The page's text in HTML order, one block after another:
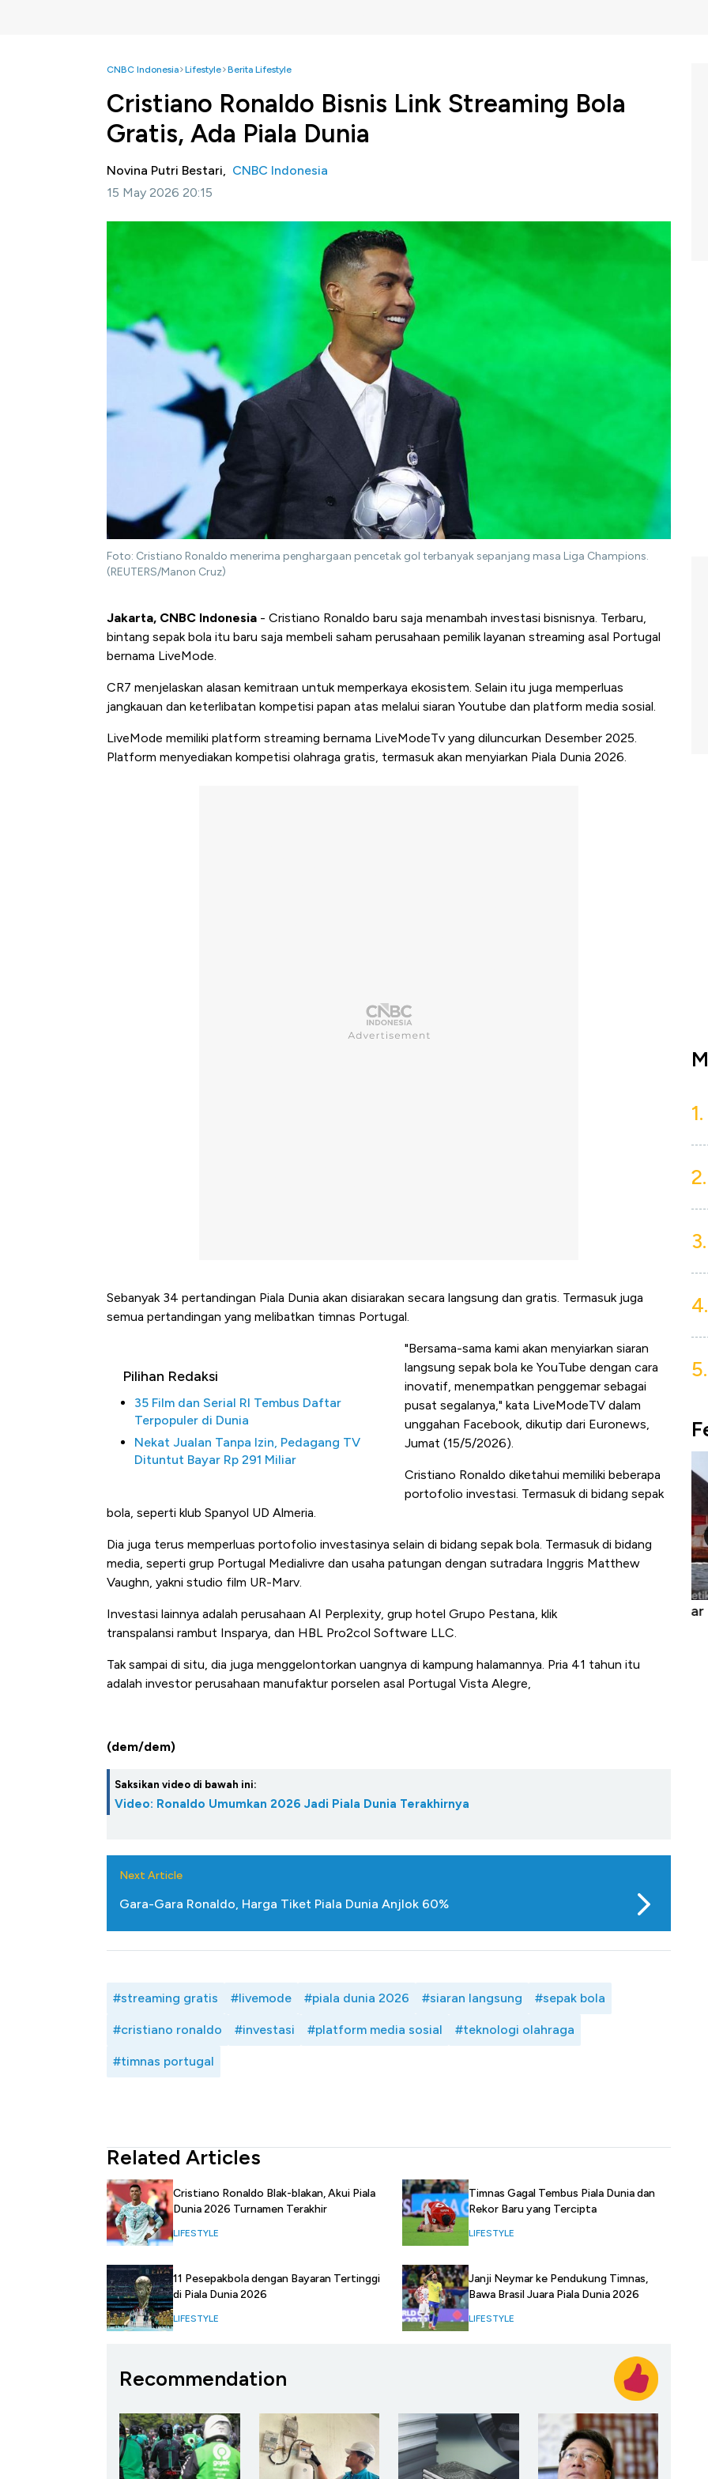
CNBC Indonesia Lifestyle Berita Lifestyle
Cristiano Ronaldo Bisnis Link Streaming Bola
Gratis, Ada Piala Dunia
Novina Putri Bestari, CNBC Indonesia
15 May 2026 20:15
Foto: Cristiano Ronaldo menerima penghargaan pencetak gol terbanyak sepanjang masa Liga Champions.
(REUTERS/Manon Cruz)
Jakarta, CNBC Indonesia - Cristiano Ronaldo baru saja menambah investasi bisnisnya. Terbaru,
bintang sepak bola itu baru saja membeli saham perusahaan pemilik layanan streaming asal Portugal
bernama LiveMode.
CR7 menjelaskan alasan kemitraan untuk memperkaya ekosistem. Selain itu juga memperluas
jangkauan dan keterlibatan kompetisi papan atas melalui siaran Youtube dan platform media sosial.
LiveMode memiliki platform streaming bernama LiveModeTv yang diluncurkan Desember 2025.
Platform menyediakan kompetisi olahraga gratis, termasuk akan menyiarkan Piala Dunia 2026.
Sebanyak 34 pertandingan Piala Dunia akan disiarakan secara langsung dan gratis. Termasuk juga
semua pertandingan yang melibatkan timnas Portugal.
Pilihan Redaksi
35 Film dan Serial RI Tembus Daftar
Terpopuler di Dunia
Nekat Jualan Tanpa Izin, Pedagang TV
Dituntut Bayar Rp 291 Miliar
"Bersama-sama kami akan menyiarkan siaran
langsung sepak bola ke YouTube dengan cara
inovatif, menempatkan penggemar sebagai
pusat segalanya," kata LiveModeTV dalam
unggahan Facebook, dikutip dari Euronews,
Jumat (15/5/2026).
Cristiano Ronaldo diketahui memiliki beberapa
portofolio investasi. Termasuk di bidang sepak
bola, seperti klub Spanyol UD Almeria.
Dia juga terus memperluas portofolio investasinya selain di bidang sepak bola. Termasuk di bidang
media, seperti grup Portugal Medialivre dan usaha patungan dengan sutradara Inggris Matthew
Vaughn, yakni studio film UR-Marv.
Investasi lainnya adalah perusahaan AI Perplexity, grup hotel Grupo Pestana, klik
transpalansi rambut Insparya, dan HBL Pro2col Software LLC.
Tak sampai di situ, dia juga menggelontorkan uangnya di kampung halamannya. Pria 41 tahun itu
adalah investor perusahaan manufaktur porselen asal Portugal Vista Alegre,
(dem/dem)
Saksikan video di bawah ini:
Video: Ronaldo Umumkan 2026 Jadi Piala Dunia Terakhirnya
Next Article
Gara-Gara Ronaldo, Harga Tiket Piala Dunia Anjlok 60%
#streaming gratis #livemode #piala dunia 2026 #siaran langsung #sepak bola
#cristiano ronaldo #investasi #platform media sosial #teknologi olahraga
#timnas portugal
Related Articles
Cristiano Ronaldo Blak-blakan, Akui Piala
Dunia 2026 Turnamen Terakhir
LIFESTYLE
11 Pesepakbola dengan Bayaran Tertinggi
di Piala Dunia 2026
LIFESTYLE
Timnas Gagal Tembus Piala Dunia dan
Rekor Baru yang Tercipta
LIFESTYLE
Janji Neymar ke Pendukung Timnas,
Bawa Brasil Juara Piala Dunia 2026
LIFESTYLE
Recommendation
1.
2.
3.
4.
5.
Ini Kekuatan Uang Embraer Kuasai
Langit Dunia, Pembunuh Boeing-Airbus?
Harga Batu Bara Bangkit, Ada Kabar
Baik Buat Pengusaha RI